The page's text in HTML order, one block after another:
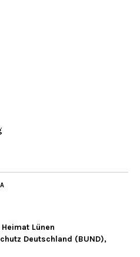
Lünen
Deutschland (BUND),